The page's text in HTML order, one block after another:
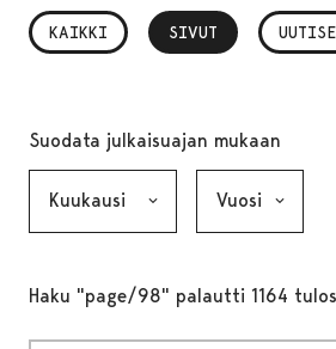
KAIKKI SIVUT
, VALITTU
Suodata julkaisuajan mukaan
Haku "page/98" palautti 1164